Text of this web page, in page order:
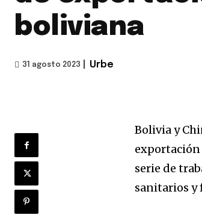
boliviana
31 agosto 2023 Urbe
Bolivia y
exportación
serie de
sanitarios y